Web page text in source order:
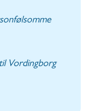
Vordingborg